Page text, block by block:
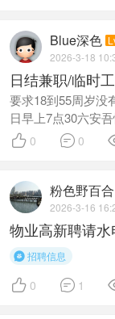
Blue深色
2026-3-18
日结兼职/临时
要求18到55周岁没
日早上7点30六安
 0  0
粉色野百合
2026-3-16
物业高新聘请水
招聘信息
 0  1